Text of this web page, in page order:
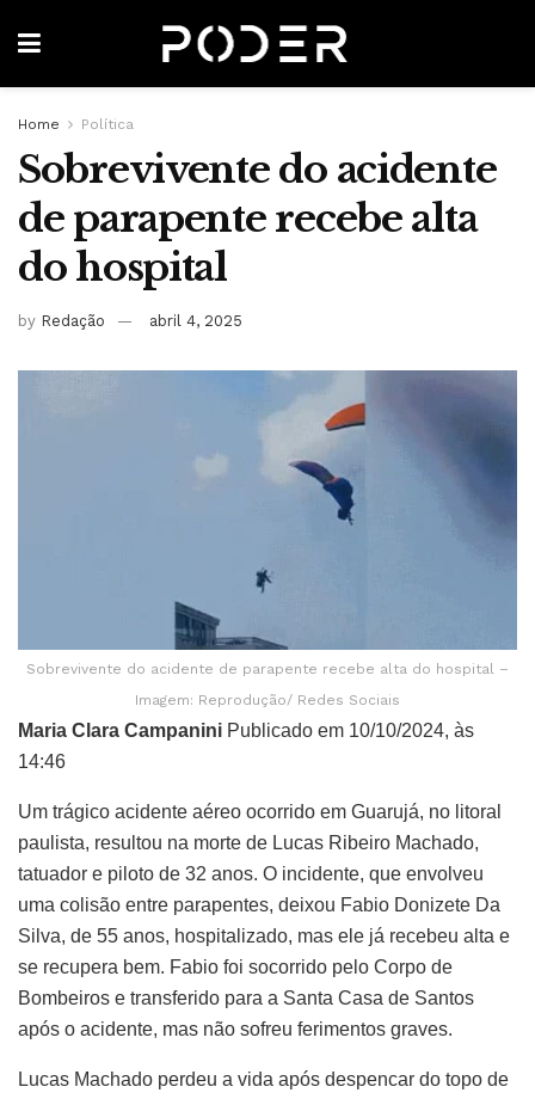
Home Política
Sobrevivente do acidente
de parapente recebe alta
do hospital
by Redação abril 4, 2025
Sobrevivente do acidente de parapente recebe alta do hospital –
Imagem: Reprodução/ Redes Sociais
Maria Clara Campanini Publicado em 10/10/2024, às
14:46
Um trágico acidente aéreo ocorrido em Guarujá, no litoral
paulista, resultou na morte de Lucas Ribeiro Machado,
tatuador e piloto de 32 anos. O incidente, que envolveu
uma colisão entre parapentes, deixou Fabio Donizete Da
Silva, de 55 anos, hospitalizado, mas ele já recebeu alta e
se recupera bem. Fabio foi socorrido pelo Corpo de
Bombeiros e transferido para a Santa Casa de Santos
após o acidente, mas não sofreu ferimentos graves.
Lucas Machado perdeu a vida após despencar do topo de